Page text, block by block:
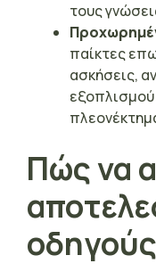
τους
παίκτες
ασκήσεις,
εξοπλισμού
Πώς να